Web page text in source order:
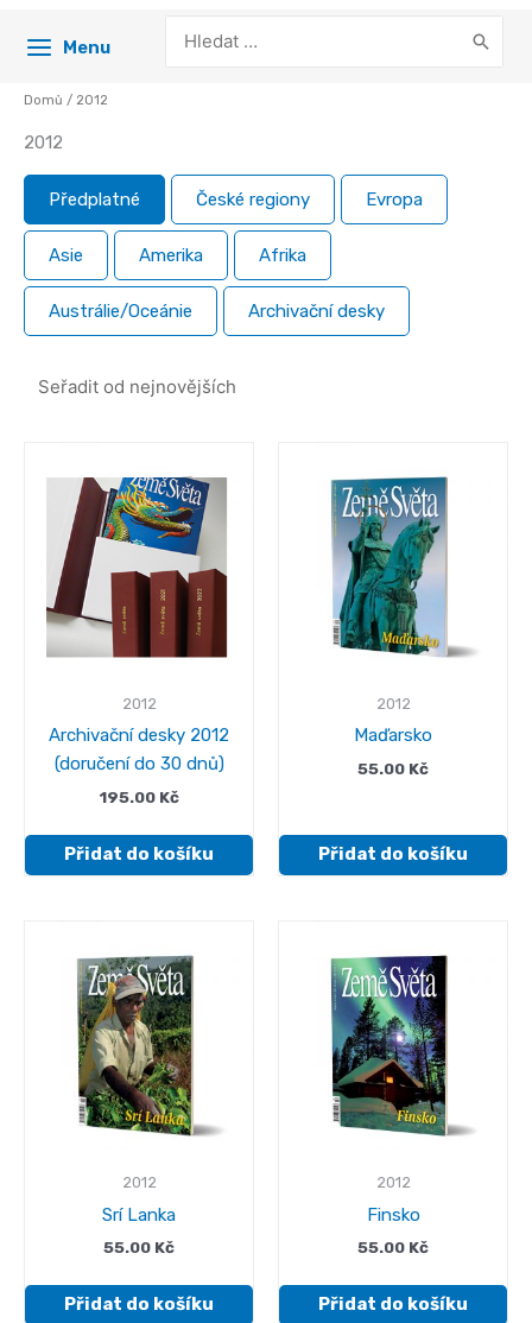
Menu
for:
Domů / 2012
2012
Předplatné České regiony Evropa
Asie Amerika Afrika
Austrálie/Oceánie Archivační desky
2012
Archivační desky 2012
(doručení do 30 dnů)
195.00 Kč
Přidat do košíku
2012
Maďarsko
55.00 Kč
Přidat do košíku
2012
Srí Lanka
55.00 Kč
Přidat do košíku
2012
Finsko
55.00 Kč
Přidat do košíku